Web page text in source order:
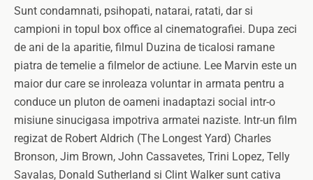
Sunt condamnati, psihopati, natarai, ratati, dar si
campioni in topul box office al cinematografiei. Dupa zeci
de ani de la aparitie, filmul Duzina de ticalosi ramane
piatra de temelie a filmelor de actiune. Lee Marvin este un
maior dur care se inroleaza voluntar in armata pentru a
conduce un pluton de oameni inadaptazi social intr-o
misiune sinucigasa impotriva armatei naziste. Intr-un film
regizat de Robert Aldrich (The Longest Yard) Charles
Bronson, Jim Brown, John Cassavetes, Trini Lopez, Telly
Savalas, Donald Sutherland si Clint Walker sunt cativa